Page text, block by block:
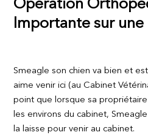
Opération
Importante sur une
Smeagle son chien va bien et
aime venir ici (au Cabinet
point que lorsque sa
les environs du cabinet,
la laisse pour venir au cabinet.